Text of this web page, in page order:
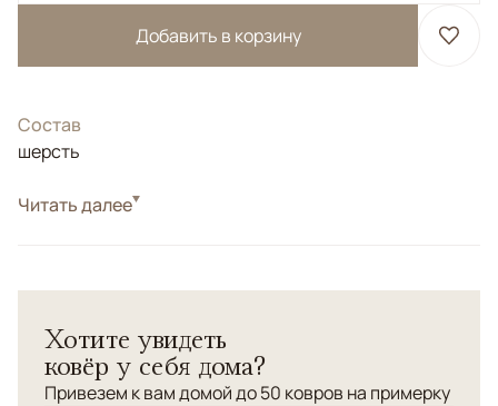
Добавить в корзину
Состав
шерсть
СтильКилимы и сумахи
традиционной сложной комбинированной технологии
орнамента). Шерсть высокой категории. Высокая
узелковая плотность.
Читать далее
Хотите увидеть
ковёр у себя дома?
Привезем к вам домой до 50 ковров на примерку